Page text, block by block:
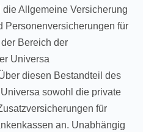
Allgemeine Versicherung
Personenversicherungen für
Bereich der
Universa
diesen Bestandteil des
sowohl die private
für
an. Unabhängig